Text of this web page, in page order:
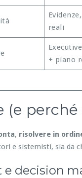
reali
+ piano
, risolvere in
e sistemisti, sia da
decision